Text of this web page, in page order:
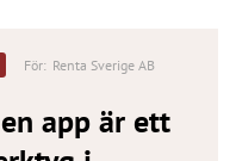
För: Renta Sverige AB
app är ett